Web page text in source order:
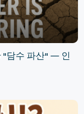
"담수 파산" ― 인